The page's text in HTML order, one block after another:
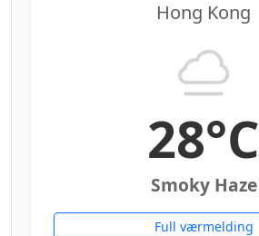
Hong Kong
28°C
Smoky Haze
Full værmelding